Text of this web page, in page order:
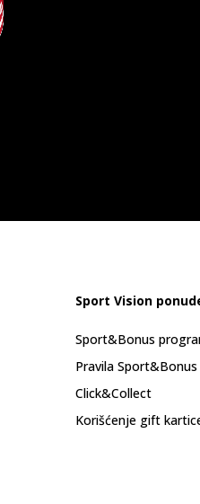
Sport Vision
Sport&Bonus
Pravila
Click&Collect
Korišćenje gift